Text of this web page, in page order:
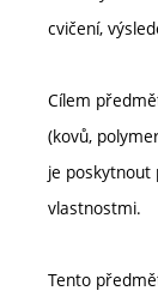
cvičení,
Cílem
(kovů,
je poskytnout
vlastnostmi.
Tento